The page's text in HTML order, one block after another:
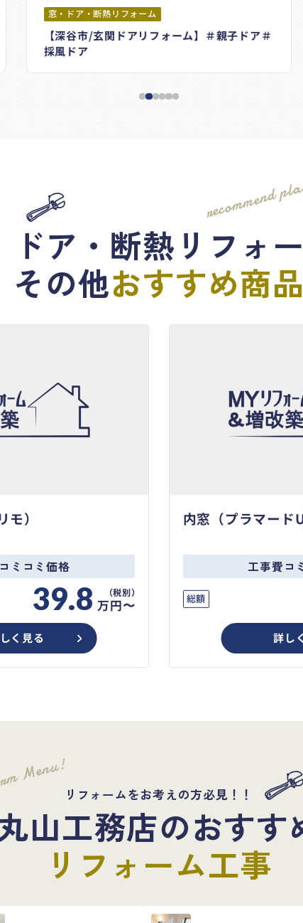
窓・ドア・断熱リフォーム
【深谷市/玄関ドアリフォーム】＃親子ドア＃
採風ドア
recommend
ドア・断熱リフォ
その他おすすめ商品
）
ミコミ価格
39.8 万円〜
く見る
内窓（プラマードU
工事費コ
総額
詳し
Menu! リフォームをお考えの方必見！！
山工務店のおすす
リフォーム工事